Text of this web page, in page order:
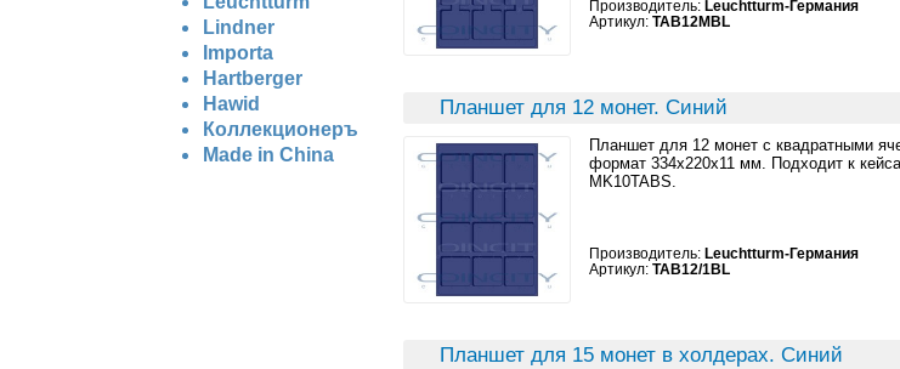
Lindner
Importa
Hartberger
Hawid
Коллекционеръ
Made in China
Производитель: Leuchtturm-Германия
Артикул: TAB12MBL
Планшет для 12 монет. Синий
Планшет для 12 монет с квадратными
формат 334x220x11 мм. Подходит к
MK10TABS.
Производитель: Leuchtturm-Германия
Артикул: TAB12/1BL
Планшет для 15 монет в холдерах. Синий